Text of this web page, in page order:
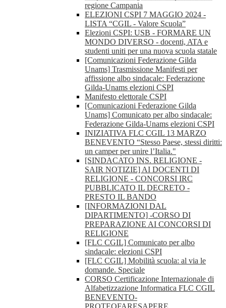
regione Campania
ELEZIONI CSPI 7 MAGGIO 2024 -
LISTA “CGIL - Valore Scuola”
Elezioni CSPI: USB - FORMARE UN
MONDO DIVERSO - docenti, ATA e
studenti uniti per una nuova scuola statale
[Comunicazioni Federazione Gilda
Unams] Trasmissione Manifesti per
affissione albo sindacale: Federazione
Gilda-Unams elezioni CSPI
Manifesto elettorale CSPI
[Comunicazioni Federazione Gilda
Unams] Comunicato per albo sindacale:
Federazione Gilda-Unams elezioni CSPI
INIZIATIVA FLC CGIL 13 MARZO
BENEVENTO “Stesso Paese, stessi diritti:
un camper per unire l’Italia."
[SINDACATO INS. RELIGIONE -
SAIR NOTIZIE] AI DOCENTI DI
RELIGIONE - CONCORSI IRC
PUBBLICATO IL DECRETO -
PRESTO IL BANDO
[INFORMAZIONI DAL
DIPARTIMENTO] -CORSO DI
PREPARAZIONE AI CONCORSI DI
RELIGIONE
[FLC CGIL] Comunicato per albo
sindacale: elezioni CSPI
[FLC CGIL] Mobilità scuola: al via le
domande. Speciale
CORSO Certificazione Internazionale di
Alfabetizzazione Informatica FLC CGIL
BENEVENTO-